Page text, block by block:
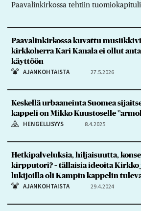
Paavalinkirkossa tehtiin
Paavalinkirkossa kuvattu
kirkkoherra Kari Kanala ei ollut
käyttöön
AJANKOHTAISTA 27.5.2026
Keskellä urbaaneinta Suomea
kappeli on Mikko Kuustoselle
HENGELLISYYS 8.4.2025
Hetkipalveluksia, hiljaisuutta,
kirpputori? – tällaisia ideoita Kirkko
lukijoilla oli Kampin kappelin
AJANKOHTAISTA 29.4.2024